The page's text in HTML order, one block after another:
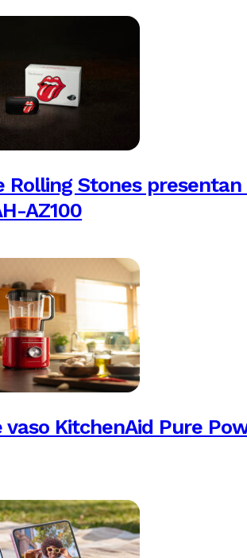
Rolling Stones
AZ100
KitchenAid Pure